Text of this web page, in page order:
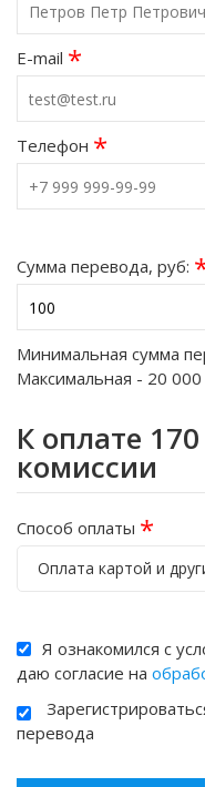
E-mail *
Телефон *
Сумма перевода, руб:
Минимальная сумма
Максимальная - 20 000
К оплате 170
комиссии
Способ оплаты *
Оплата картой и
Я ознакомился с
даю согласие на
перевода